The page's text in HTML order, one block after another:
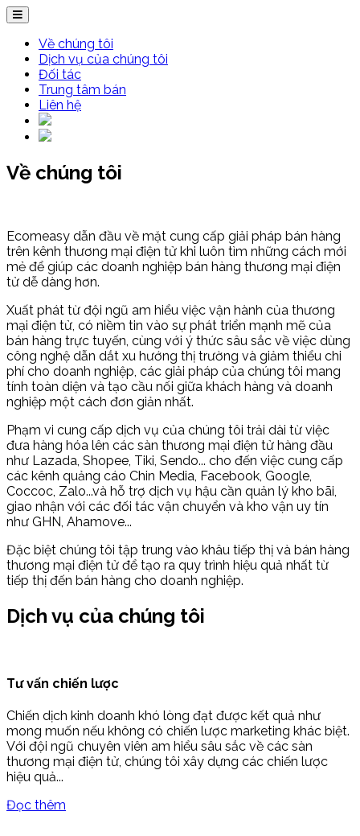
Về chúng tôi
Dịch vụ của chúng tôi
Đối tác
Trung tâm bán
Liên hệ
Về chúng tôi
Ecomeasy dẫn đầu về mặt cung cấp giải pháp bán hàng
trên kênh thương mại điện tử khi luôn tìm những cách mới
mẻ để giúp các doanh nghiệp bán hàng thương mại điện
tử dễ dàng hơn.
Xuất phát từ đội ngũ am hiểu việc vận hành của thương
mại điện tử, có niềm tin vào sự phát triển mạnh mẽ của
bán hàng trực tuyến, cùng với ý thức sâu sắc về việc dùng
công nghệ dẫn dắt xu hướng thị trường và giảm thiểu chi
phí cho doanh nghiệp, các giải pháp của chúng tôi mang
tính toàn diện và tạo cầu nối giữa khách hàng và doanh
nghiệp một cách đơn giản nhất.
Phạm vi cung cấp dịch vụ của chúng tôi trải dài từ việc
đưa hàng hóa lên các sàn thương mại điện tử hàng đầu
như Lazada, Shopee, Tiki, Sendo... cho đến việc cung cấp
các kênh quảng cáo Chin Media, Facebook, Google,
Coccoc, Zalo...và hỗ trợ dịch vụ hậu cần quản lý kho bãi,
giao nhận với các đối tác vận chuyển và kho vận uy tín
như GHN, Ahamove...
Đặc biệt chúng tôi tập trung vào khâu tiếp thị và bán hàng
thương mại điện tử để tạo ra quy trình hiệu quả nhất từ
tiếp thị đến bán hàng cho doanh nghiệp.
Dịch vụ của chúng tôi
Tư vấn chiến lược
Chiến dịch kinh doanh khó lòng đạt được kết quả như
mong muốn nếu không có chiến lược marketing khác biệt.
Với đội ngũ chuyên viên am hiểu sâu sắc về các sàn
thương mại điện tử, chúng tôi xây dựng các chiến lược
hiệu quả...
Đọc thêm